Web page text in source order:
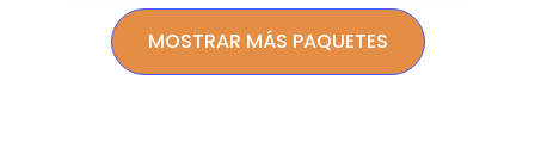
MOSTRAR MÁS PAQUETES